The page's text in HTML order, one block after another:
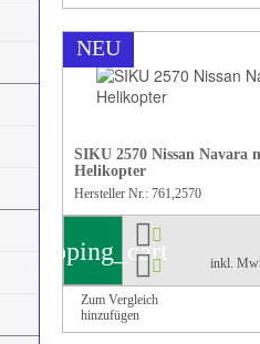
NEU
SIKU 2570 Nissan Navara
Helikopter
Hersteller Nr.: 761,2570
inkl.
shopping_cart
Zum Vergleich
hinzufügen